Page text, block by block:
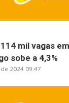
mil vagas
sobe a 4,3%
2024 09:47